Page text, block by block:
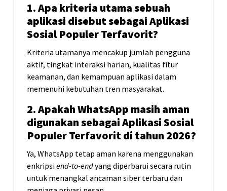
1. Apa kriteria utama sebuah
aplikasi disebut sebagai Aplikasi
Sosial Populer Terfavorit?
Kriteria utamanya mencakup jumlah pengguna
aktif, tingkat interaksi harian, kualitas fitur
keamanan, dan kemampuan aplikasi dalam
memenuhi kebutuhan tren masyarakat.
2. Apakah WhatsApp masih aman
digunakan sebagai Aplikasi Sosial
Populer Terfavorit di tahun 2026?
Ya, WhatsApp tetap aman karena menggunakan
enkripsiend-to-endyang diperbarui secara rutin
untuk menangkal ancaman siber terbaru dan